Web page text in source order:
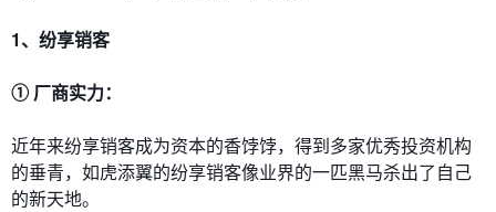
1、纷享销客
① 厂商实力：
近年来纷享销客成为资本的香饽饽，得到多家优秀投资机构
的垂青，如虎添翼的纷享销客像业界的一匹黑马杀出了自己
的新天地。